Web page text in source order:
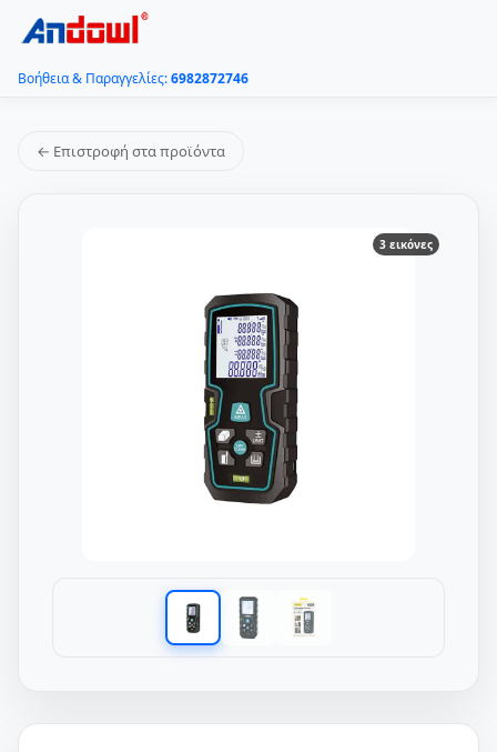
Βοήθεια & Παραγγελίες:6982872746
← Επιστροφή στα προϊόντα
3 εικόνες